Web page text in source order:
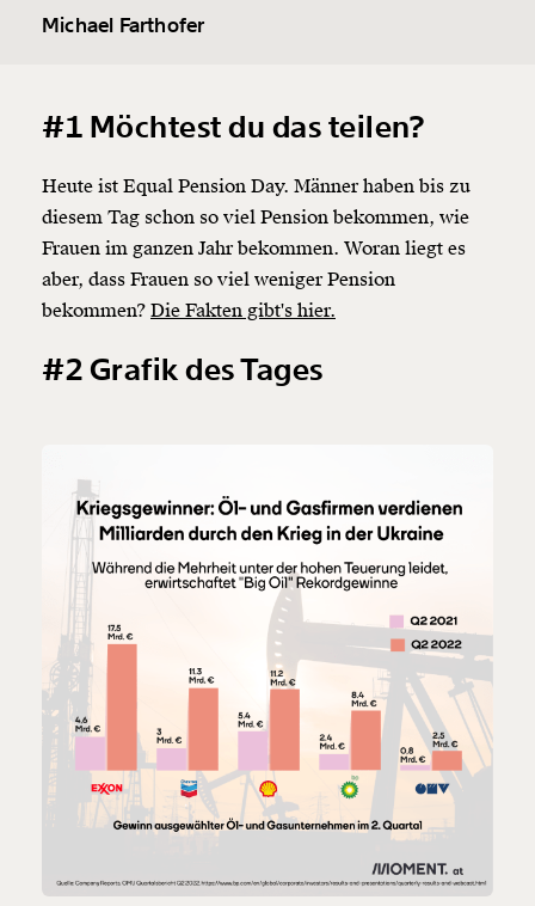
Michael Farthofer
#1 Möchtest du das teilen?
Heute ist Equal Pension Day. Männer haben bis zu
diesem Tag schon so viel Pension bekommen, wie
Frauen im ganzen Jahr bekommen. Woran liegt es
aber, dass Frauen so viel weniger Pension
bekommen? Die Fakten gibt's hier.
#2 Grafik des Tages